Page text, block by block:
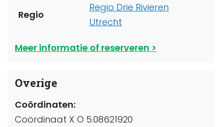
Regio
Regio Drie Rivieren
Utrecht
Meer informatie of reserveren
Overige
Coördinaten:
Coördinaat X O 5.08621920